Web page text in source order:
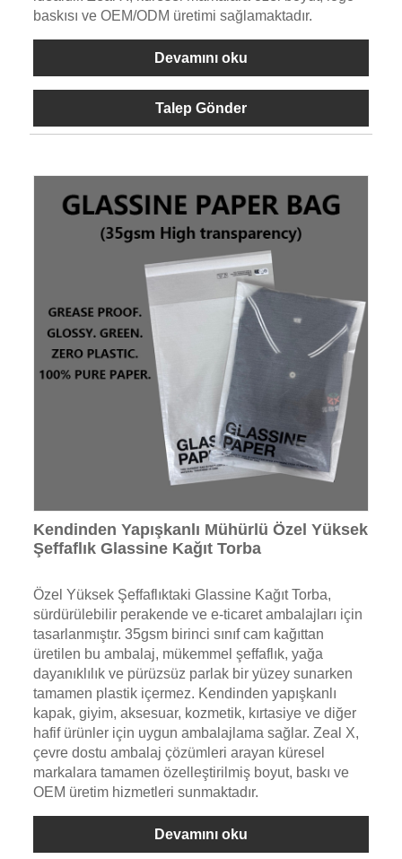
baskısı ve OEM/ODM üretimi sağlamaktadır.
Devamını oku
Talep Gönder
Kendinden Yapışkanlı Mühürlü Özel Yüksek
Şeffaflık Glassine Kağıt Torba
Özel Yüksek Şeffaflıktaki Glassine Kağıt Torba,
sürdürülebilir perakende ve e-ticaret ambalajları için
tasarlanmıştır. 35gsm birinci sınıf cam kağıttan
üretilen bu ambalaj, mükemmel şeffaflık, yağa
dayanıklılık ve pürüzsüz parlak bir yüzey sunarken
tamamen plastik içermez. Kendinden yapışkanlı
kapak, giyim, aksesuar, kozmetik, kırtasiye ve diğer
hafif ürünler için uygun ambalajlama sağlar. Zeal X,
çevre dostu ambalaj çözümleri arayan küresel
markalara tamamen özelleştirilmiş boyut, baskı ve
OEM üretim hizmetleri sunmaktadır.
Devamını oku